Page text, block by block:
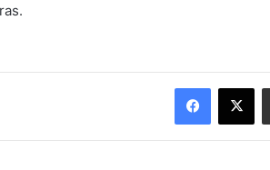
Facebook
X